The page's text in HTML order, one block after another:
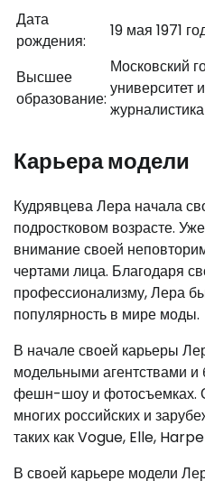
Дата
рождения:
19 мая 1971
Высшее
образование:
Московский
университет
журналистика
Карьера модели
Кудрявцева Лера начала
подростковом возрасте.
внимание своей
чертами лица. Благодаря
профессионализму, Лера
популярность в мире моды.
В начале своей карьеры
модельными агентствами и
фешн-шоу и фотосъемках.
многих российских и
таких как Vogue, Elle,
В своей карьере модели